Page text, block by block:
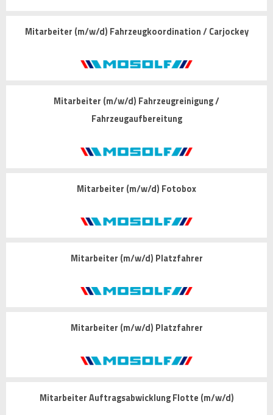
Mitarbeiter (m/w/d) Fahrzeugkoordination / Carjockey
Mitarbeiter (m/w/d) Fahrzeugreinigung /
Fahrzeugaufbereitung
Mitarbeiter (m/w/d) Fotobox
Mitarbeiter (m/w/d) Platzfahrer
Mitarbeiter (m/w/d) Platzfahrer
Mitarbeiter Auftragsabwicklung Flotte (m/w/d)